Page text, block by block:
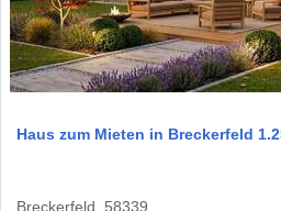
Haus zum Mieten in Breckerfeld
Breckerfeld, 58339